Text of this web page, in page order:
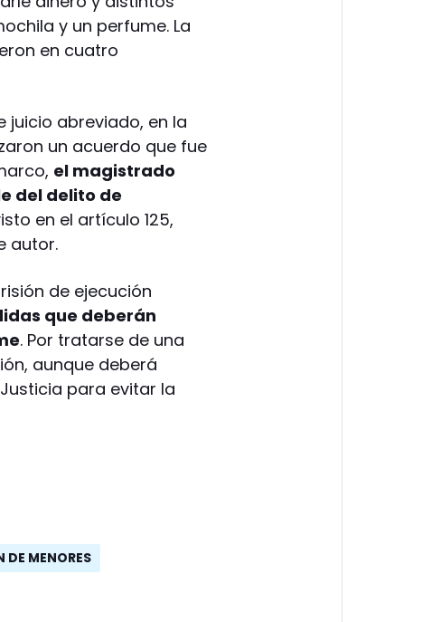
y un perfume. La
en cuatro
juicio abreviado, en la
un acuerdo que fue
el magistrado
del delito de
en el artículo 125,
autor.
de ejecución
que deberán
. Por tratarse de una
aunque deberá
para evitar la
DE MENORES